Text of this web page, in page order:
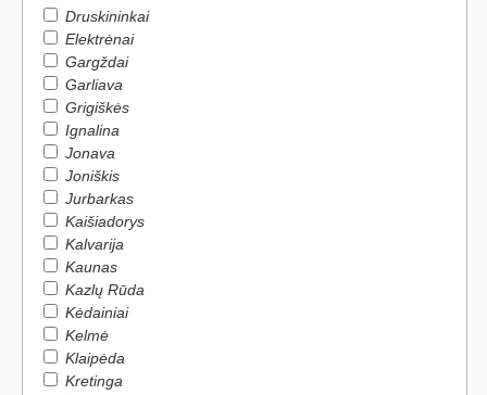
Druskininkai
Elektrėnai
Gargždai
Garliava
Grigiškės
Ignalina
Jonava
Joniškis
Jurbarkas
Kaišiadorys
Kalvarija
Kaunas
Kazlų Rūda
Kėdainiai
Kelmė
Klaipėda
Kretinga